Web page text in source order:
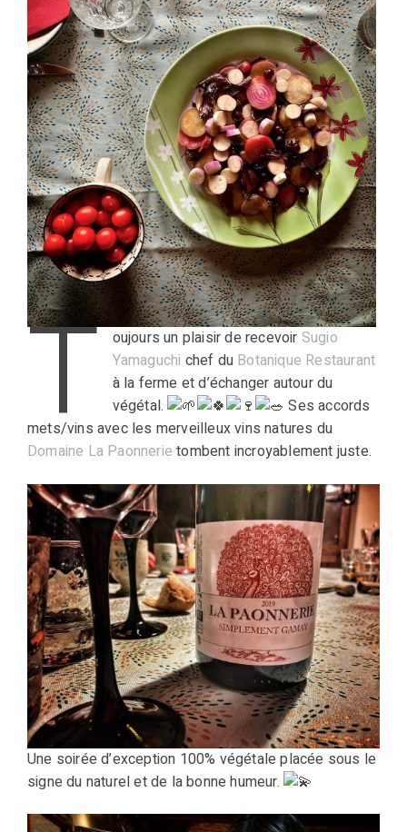
T oujours un plaisir de recevoir Sugio
Yamaguchi chef du Botanique Restaurant
à la ferme et d’échanger autour du
végétal.
Ses accords
mets/vins avec les merveilleux vins natures du
Domaine La Paonnerie tombent incroyablement juste.
Une soirée d’exception 100% végétale placée sous le
signe du naturel et de la bonne humeur.